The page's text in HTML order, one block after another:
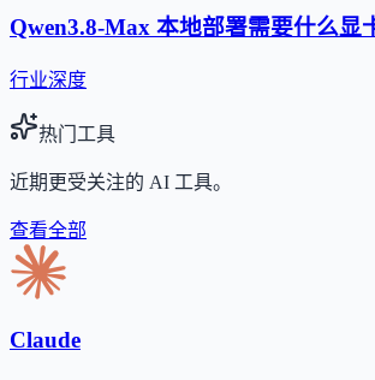
Qwen3.8-Max 本地部署需要什么显
行业深度
热门工具
近期更受关注的 AI 工具。
查看全部
Claude